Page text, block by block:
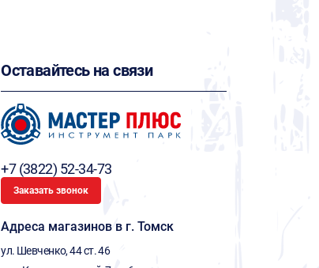
Оставайтесь на связи
+7 (3822) 52-34-73
Заказать звонок
Адреса магазинов в г. Томск
ул. Шевченко, 44 ст. 46